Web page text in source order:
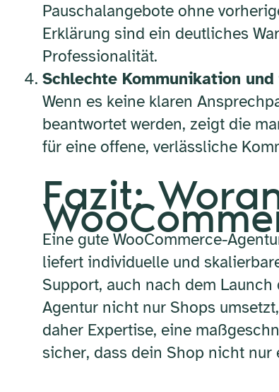
Pauschalangebote ohne
Erklärung sind ein deutliches
Professionalität.
Schlechte Kommunikation
Wenn es keine klaren
beantwortet werden, zeigt die
für eine offene, verlässliche
Fazit:
Eine gute WooCommerce-
liefert individuelle und
Support, auch nach dem
Agentur nicht nur Shops
daher Expertise, eine
sicher, dass dein Shop nicht